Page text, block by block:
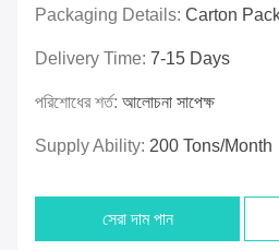
Packaging Details: Carton
Delivery Time: 7-15 Days
পরিশোধের শর্ত: আলোচনা সাপেক্ষ
Supply Ability: 200 Tons/month
সেরা দাম পান